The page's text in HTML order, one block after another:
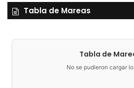
entidades deberán informar el
la formalización del crédito.
Tabla de Mareas
Tabla de
No se pudieron cargar